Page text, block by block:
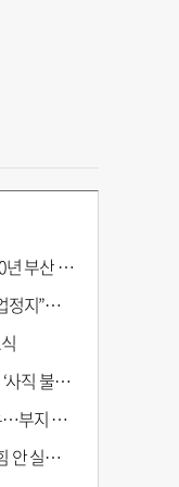
시대 연다
속도전
석 무려 70도
[해수부 북항 시대]
퇴’ 공세